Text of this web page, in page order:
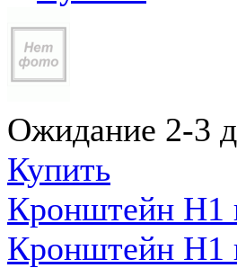
Ожидание 2-3
Купить
Кронштейн Н1
Кронштейн Н1